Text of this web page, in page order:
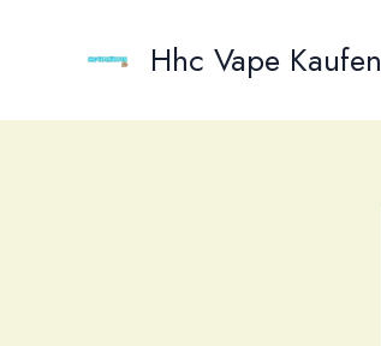
Hhc Vape Kaufen